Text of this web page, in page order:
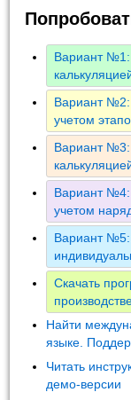
Вариант №1:
Вариант №2:
учетом
Вариант №3:
Вариант №4:
учетом
Вариант №5:
Скачать
Найти
языке.
Читать
демо-версии